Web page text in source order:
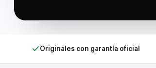
Originales con garantía oficial